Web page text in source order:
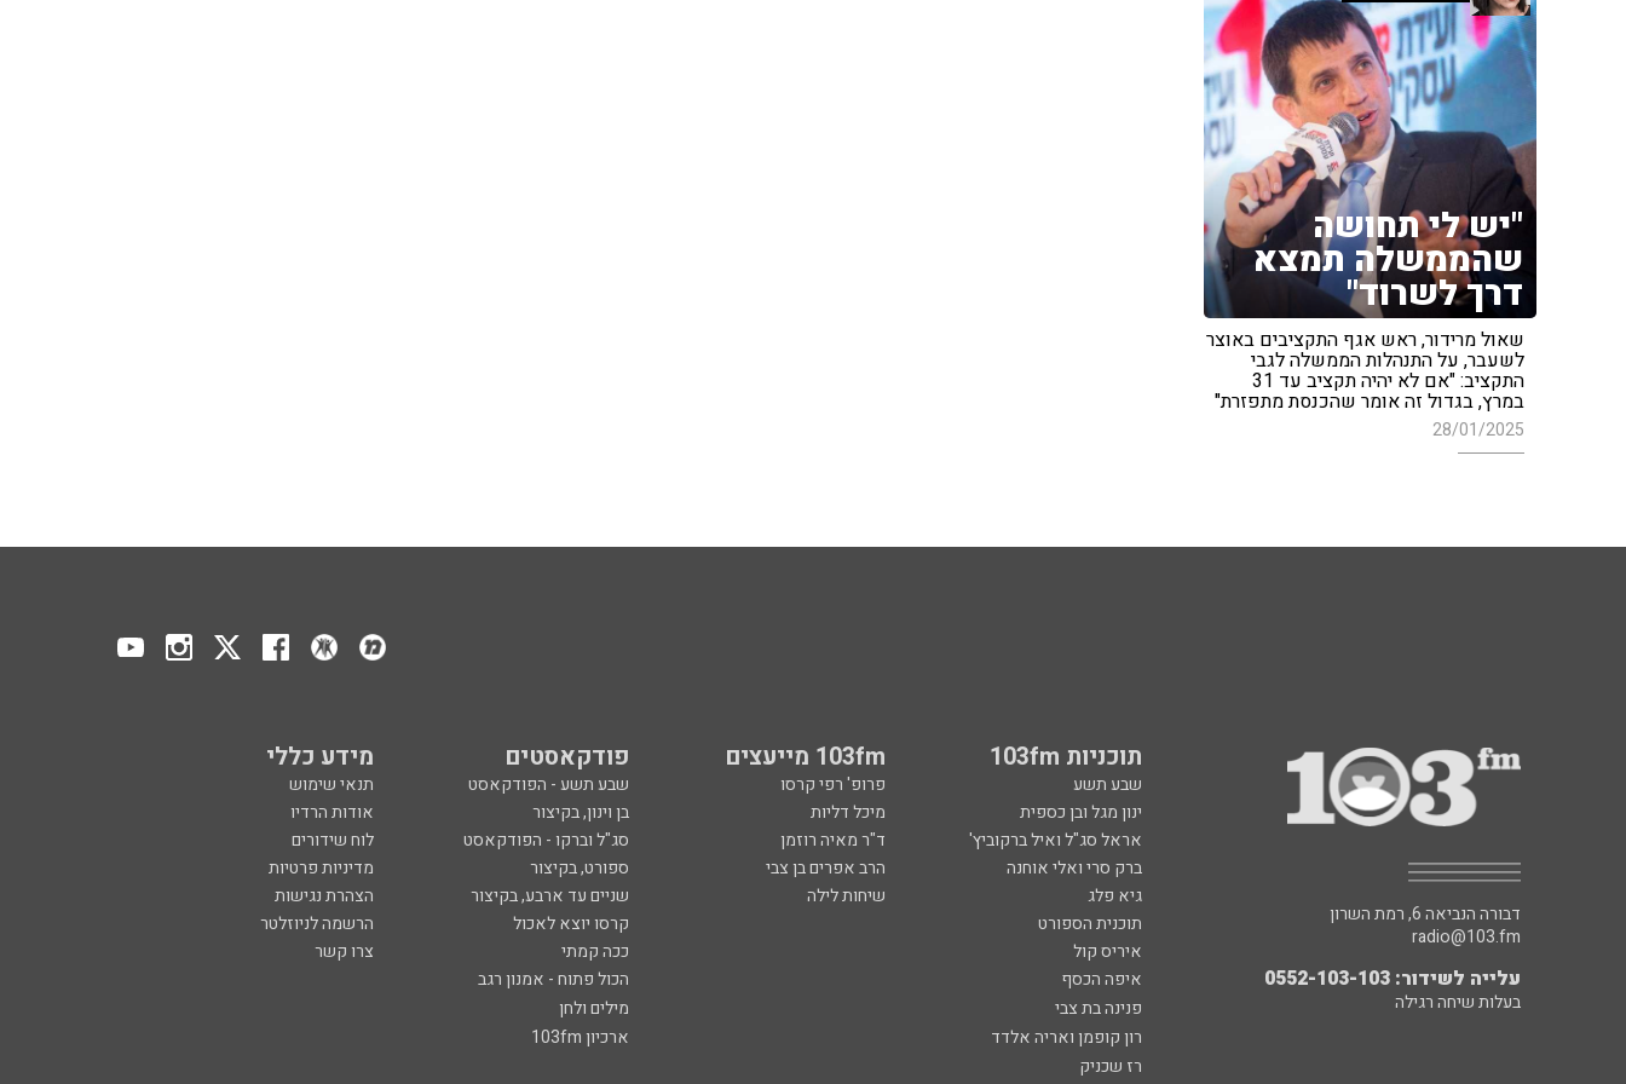
"יש לי תחושה
שהממשלה תמצא
דרך לשרוד"
שאול מרידור, ראש אגף התקציבים באוצר
לשעבר, על התנהלות הממשלה לגבי
התקציב: "אם לא יהיה תקציב עד 31
במרץ, בגדול זה אומר שהכנסת מתפזרת"
28/01/2025
תוכניות 103fm 103fm מייעצים פודקאסטים מידע כללי
שבע תשע פרופ' רפי קרסו שבע תשע - הפודקאסט
תנאי שימוש
ינון מגל ובן כספית
מיכל דליות בן וינון, בקיצור
אודות הרדיו
אראל סג"ל ואיל ברקוביץ'
ד"ר מאיה רוזמן סג"ל וברקו - הפודקאסט
לוח שידורים
ברק סרי ואלי אוחנה
הרב אפרים בן צבי ספורט, בקיצור
מדיניות פרטיות
גיא פלג
שיחות לילה שניים עד ארבע, בקיצור
הצהרת נגישות
תוכנית הספורט
קרסו יוצא לאכול
הרשמה לניוזלטר
איריס קול
ככה קמתי
צרו קשר
איפה הכסף
הכול פתוח - אמנון רגב
פנינה בת צבי
מילים ולחן
רון קופמן ואריה אלדד
ארכיון 103fm
רז שכניק
דבורה הנביאה 6, רמת השרון
radio@103.fm
עלייה לשידור: 0552-103-103
בעלות שיחה רגילה